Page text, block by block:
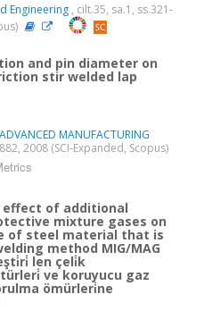
Engineering , cilt.35, sa.1, ss.321-
and pin diameter on
stir welded lap
MANUFACTURING
2008 (SCI-Expanded, Scopus)
of additional
mixture gases on
of steel material that is
method MIG/MAG
len çeli̇k
ve koruyucu gaz
ömürleri̇ne